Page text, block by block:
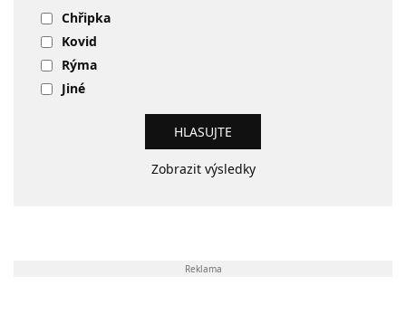
Chřipka
Kovid
Rýma
Jiné
Zobrazit výsledky
Reklama